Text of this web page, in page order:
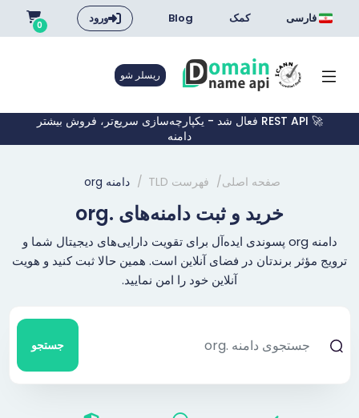
فارسی کمک Blog ورود 0
ریسلر شو
🚀 REST API فعال شد - یکپارچه‌سازی سریع‌تر، فروش بیشتر
دامنه
صفحه اصلی فهرست TLD دامنه org
خرید و ثبت دامنه‌های .org
دامنه org پسوندی ایده‌آل برای تقویت دارایی‌های دیجیتال شما و
ترویج مؤثر برندتان در فضای آنلاین است. همین حالا ثبت کنید و هویت
آنلاین خود را امن نمایید.
جستجو